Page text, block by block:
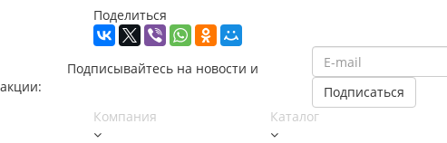
Поделиться
Подписывайтесь на новости и
акции:
Компания
Каталог